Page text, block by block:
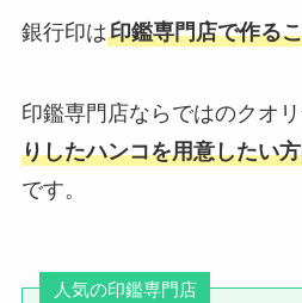
銀行印は印鑑専門店で作る
印鑑専門店ならではのクオリ
りしたハンコを用意したい
です。
人気の印鑑専門店